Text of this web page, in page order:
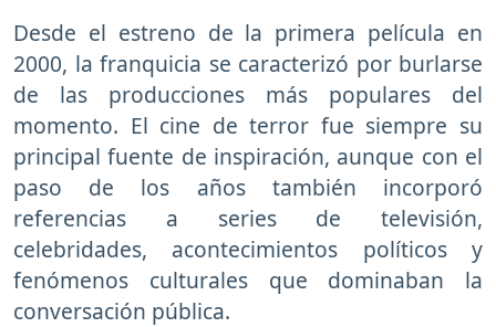
Desde el estreno de la primera película en
2000, la franquicia se caracterizó por burlarse
de las producciones más populares del
momento. El cine de terror fue siempre su
principal fuente de inspiración, aunque con el
paso de los años también incorporó
referencias a series de televisión,
celebridades, acontecimientos políticos y
fenómenos culturales que dominaban la
conversación pública.